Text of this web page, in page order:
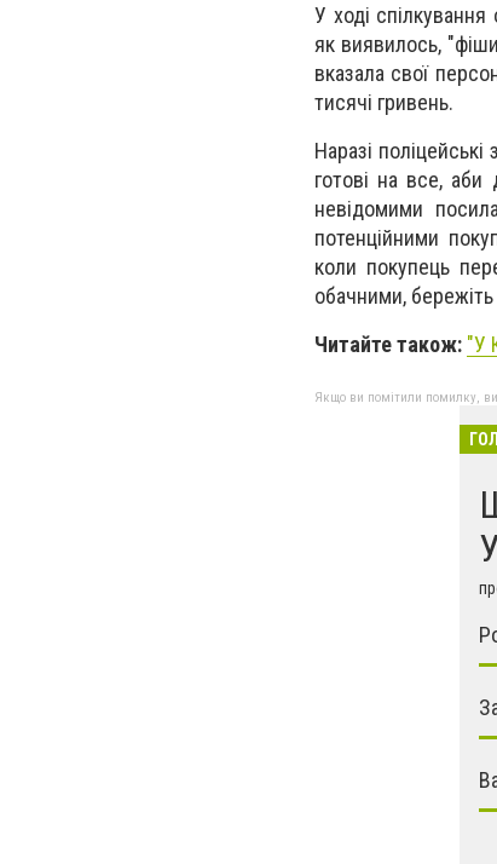
У ході
як виявилось,
вказала свої
тисячі гривень.
Наразі
готові на все,
невідомими
потенційними
коли покупець
обачними,
Читайте також: "У
Якщо ви помітили помилку,